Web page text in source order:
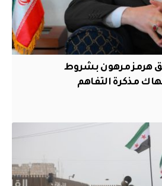
هرمز مرهون بشروط
مذكرة التفاهم